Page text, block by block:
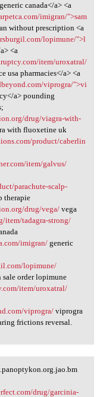
canada</a> <a
imigran/">sam
without prescription <a
lopimune/">l
<a
item/uroxatral/
usa pharmacies</a> <a
viprogra/">vi
a> pounding
drug/viagra-with-
with fluoxetine uk
product/caberlin
item/galvus/
parachute-scalp-
therapie
drug/vega/vega
item/tadagra-strong/
imigran/generic
lopimune/
order lopimune
item/uroxatral/
viprogra/viprogra
frictions reversal.
drug/garcinia-